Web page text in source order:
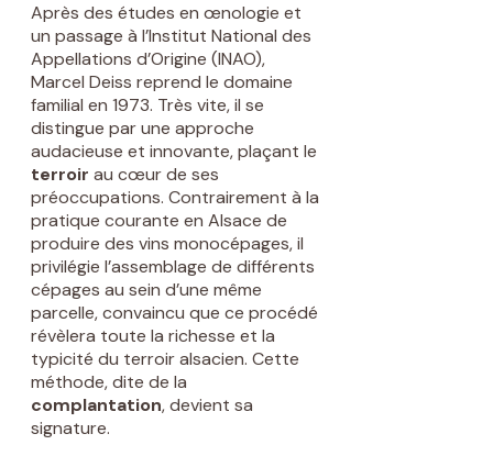
Après des études en œnologie et
un passage à l’Institut National des
Appellations d’Origine (INAO),
Marcel Deiss reprend le domaine
familial en 1973. Très vite, il se
distingue par une approche
audacieuse et innovante, plaçant le
terroir au cœur de ses
préoccupations. Contrairement à la
pratique courante en Alsace de
produire des vins monocépages, il
privilégie l’assemblage de différents
cépages au sein d’une même
parcelle, convaincu que ce procédé
révèlera toute la richesse et la
typicité du terroir alsacien. Cette
méthode, dite de la
complantation, devient sa
signature.